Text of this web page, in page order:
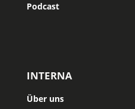
Podcast
INTERNA
Über uns